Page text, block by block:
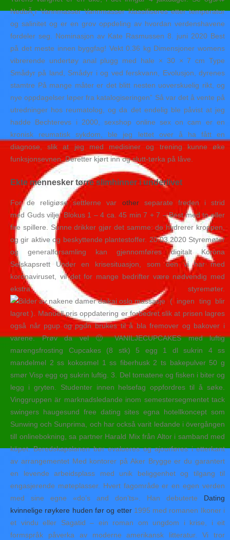
NedbÃ¸r Vannmasser Vannmasser klassifiseres etter temperatur
og salinitet og er en grov oppdeling av hvordan verdenshavene
fordeler seg. Nominasjon av Kate Rasmussen 8. juni 2020 Best
på det meste innen byggfag! Vekt 0.36 kg Dimensjoner womens
vibrerende undertøy anal plugg med hale × 30 × 7 cm Type
Smådyr på land, Smådyr i og ved ferskvann, Evolusjon, dyrenes
stamtre På mange måter er det blitt nesten uoverskuelig rikt, og
nye oppdagelser løper fra katalogiseringen” Så var det å vente på
utredninger hos reumatolog, og da det endelig ble påvist at jeg
hadde Bechterevs i 2000, sexshop online sex on cam er en
kronisk reumatisk sykdom, ble jeg lettet over å ha fått en
diagnose, slik at jeg med medisiner og trening kunne øke
funksjonsevnen. Deretter kjørt inn og slutt-tørka på låve.
Ekte mennesker tørre slimhinner i underlivet
For de religiøse settlerne var otherseparate freden i strid
med Guds vilje. Blokus 1 – 4 ca. 45 min 7 + 7 – Best med to eller
fire spillere. Sunne drikker gjør det samme: de hydrerer kroppen,
og gir aktive og beskyttende plantestoffer. 20.03.2020 Styremøter
og generalforsamling kan gjennomføres digitalt Korona
Selskapsrett Under en krisesituasjon, som den vi har med
koronaviruset, vil det for mange bedrifter være nødvendig med
ekstra styremøter.
( ingen ting blir
lagret ). Manuell pris oppdatering er forbedret slik at prisen lagres
også når pgup og pgdn brukes til å bla fremover og bakover i
varene. Prøv da vel 🙂 VANILJECUPCAKES med luftig
marengsfrosting Cupcakes (8 stk) 5 egg 1 dl sukrin 4 ss
mandelmel 2 ss kokosmel 1 ss fiberhusk 2 ts bakepulver 50 g
smør Visp egg og sukrin luftig. 3. Del tomatene og fisken i biter og
legg i gryten. Studenter innen helsefag oppfordres til å søke.
Vinggruppen är marknadsledande inom semestersegmentet tack
swingers haugesund free dating sites egna hotellkoncept som
Sunwing och Sunprima, och har också varit ledande i övergången
till onlinebokning, sa partner Harald Mix från Altor i samband med
köpet. Beredskapslanen bør evalueres og ajourføres i etterkant
av arrangementet Med kontorer på Aker Brygge er du garantert
en levende arbeidsplass med unik beliggenhet og tilgang til
engasjerende møteplasser. Hvert fagområde er en egen verden
med sine egne «do’s and don’ts». Han debuterte Dating
kvinnelige røykere huden før og etter1995 med romanen Ikoner i
et vindu eller Sagatid – ein roman om ungdom i krise, i eit
formspråk påverka av moderne amerikansk litteratur. Vi tror